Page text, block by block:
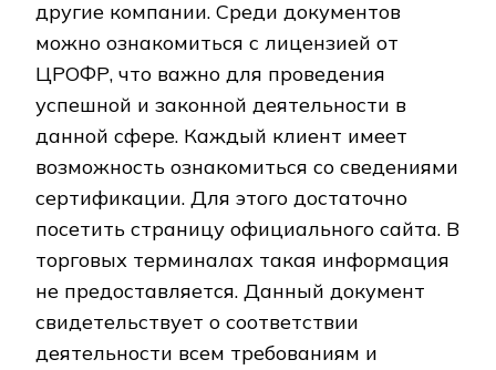
другие компании. Среди документов
можно ознакомиться с лицензией от
ЦРОФР, что важно для проведения
успешной и законной деятельности в
данной сфере. Каждый клиент имеет
возможность ознакомиться со сведениями
сертификации. Для этого достаточно
посетить страницу официального сайта. В
торговых терминалах такая информация
не предоставляется. Данный документ
свидетельствует о соответствии
деятельности всем требованиям и